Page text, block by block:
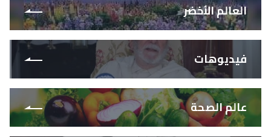
العالم الأخضر
فيديوهات
عالم الصحة